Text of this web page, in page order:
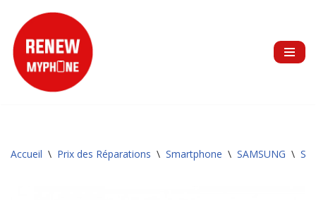
Aller
au
contenu
Accueil \ Prix des Réparations \ Smartphone \ SAMSUNG \